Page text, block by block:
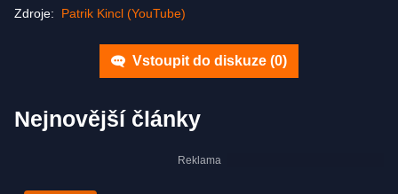
Zdroje: Patrik Kincl (YouTube)
Vstoupit do diskuze (0)
Nejnovější články